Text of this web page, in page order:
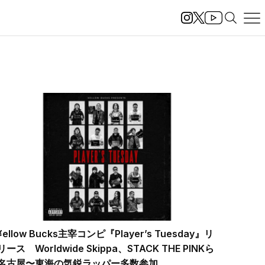
Bucks主宰コンピ『Player’s Tuesday』リ
ース Worldwide Skippa、STACK THE PINKら